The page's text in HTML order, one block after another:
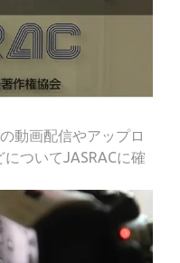
動画配信やアップロ
ついてJASRACに確